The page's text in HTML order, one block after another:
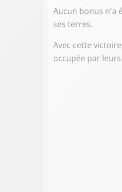
Aucun bonus n'a
ses terres.
Avec cette
occupée par